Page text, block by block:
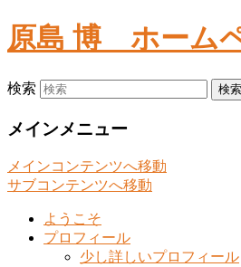
原島 博 ホーム
検索
メインメニュー
メインコンテンツへ移動
サブコンテンツへ移動
ようこそ
プロフィール
少し詳しいプロフィール